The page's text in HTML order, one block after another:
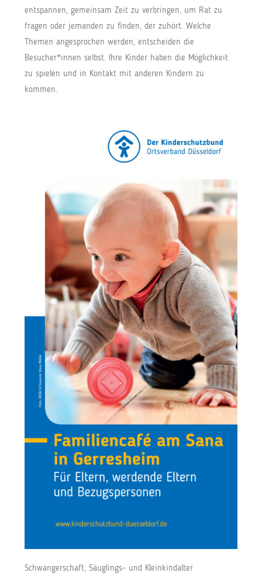
entspannen, gemeinsam Zeit zu verbringen, um Rat zu
fragen oder jemanden zu finden, der zuhört. Welche
Themen angesprochen werden, entscheiden die
Besucher*innen selbst. Ihre Kinder haben die Möglichkeit
zu spielen und in Kontakt mit anderen Kindern zu
kommen.
Schwangerschaft, Säuglings- und Kleinkindalter